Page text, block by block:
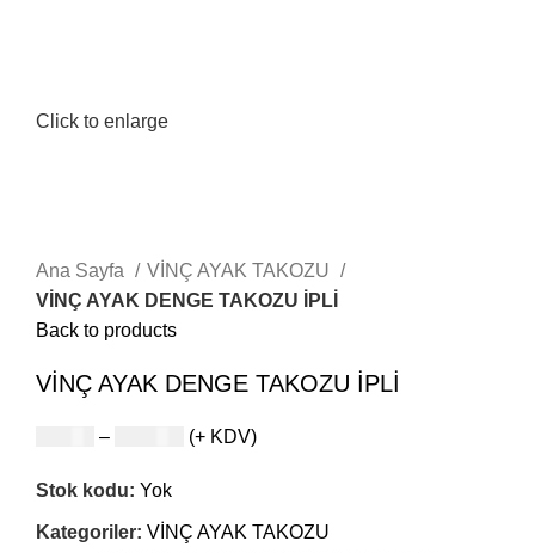
Click to enlarge
Ana Sayfa
VİNÇ AYAK TAKOZU
VİNÇ AYAK DENGE TAKOZU İPLİ
Back to products
VİNÇ AYAK DENGE TAKOZU İPLİ
– (+ KDV)
Stok kodu: Yok
Kategoriler: VİNÇ AYAK TAKOZU